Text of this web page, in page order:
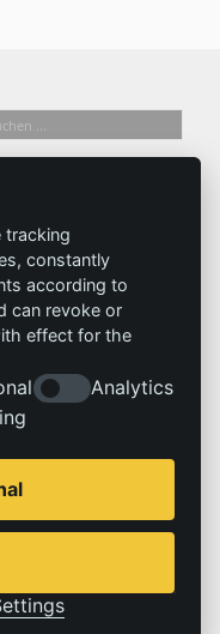
tracking
constantly
according to
can revoke or
effect for the
Analytics
Aktuelles
News
gemeinnützige GmbH